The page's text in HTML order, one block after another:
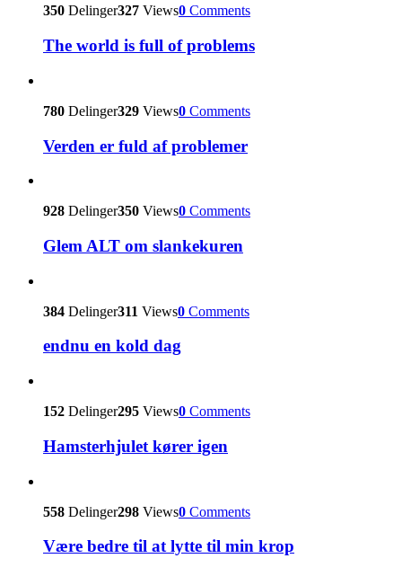
350 Delinger327 Views0 Comments
The world is full of problems
780 Delinger329 Views0 Comments
Verden er fuld af problemer
928 Delinger350 Views0 Comments
Glem ALT om slankekuren
384 Delinger311 Views0 Comments
endnu en kold dag
152 Delinger295 Views0 Comments
Hamsterhjulet kører igen
558 Delinger298 Views0 Comments
Være bedre til at lytte til min krop